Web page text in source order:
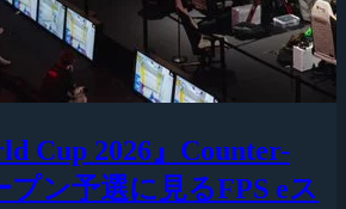
Cup 2026』Counter-
ン予選に見るFPS eス